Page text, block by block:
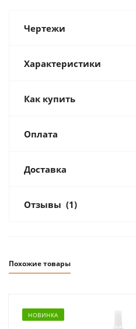
Чертежи
Характеристики
Как купить
Оплата
Доставка
Отзывы (1)
Похожие товары
НОВИНКА